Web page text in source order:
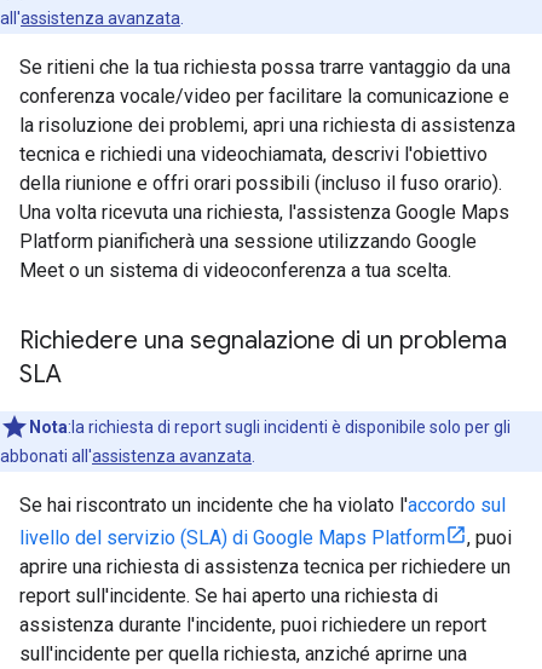
all'assistenza avanzata
Se ritieni che la tua richiesta possa trarre vantaggio da una
conferenza vocale/video per facilitare la comunicazione e
la risoluzione dei problemi, apri una richiesta di assistenza
tecnica e richiedi una videochiamata, descrivi l'obiettivo
della riunione e offri orari possibili (incluso il fuso orario).
Una volta ricevuta una richiesta, l'assistenza Google Maps
Platform pianificherà una sessione utilizzando Google
Meet o un sistema di videoconferenza a tua scelta.
Richiedere una segnalazione di un problema
SLA
Nota:la richiesta di report sugli incidenti è disponibile solo per gli
abbonati all'assistenza avanzata
Se hai riscontrato un incidente che ha violato l'accordo sul
livello del servizio (SLA) di Google Maps Platform
, puoi
aprire una richiesta di assistenza tecnica per richiedere un
report sull'incidente. Se hai aperto una richiesta di
assistenza durante l'incidente, puoi richiedere un report
sull'incidente per quella richiesta, anziché aprirne una